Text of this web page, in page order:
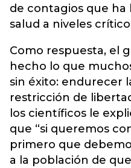
de contagios que ha
salud a niveles
Como respuesta, el
hecho lo que
sin éxito: endurecer
restricción de
los científicos le
que “si queremos
primero que
a la población de